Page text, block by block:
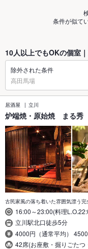
条件が似て
10人以上でもOKの個室
除外された条件
高田馬場
居酒屋 立川
炉端焼・原始焼 まる
古民家風の落ち着いた雰囲気漂う
16:00～23:00(料理
立川駅北口徒歩5分
4000円（通常平均）
42席(お座敷・掘りごたつ